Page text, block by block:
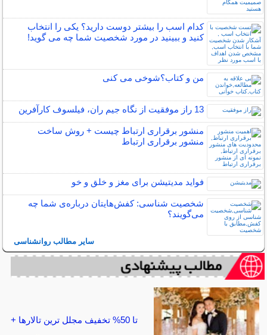
کدام اسب را بیشتر دوست دارید؟ یکی را انتخاب
کنید و ببینید در مورد شخصیت شما چه می گوید!
من و کتاب؟شوخی می کنی
13 راز موفقیت از نگاه جیم ران، فیلسوف کارآفرین
منشور برقراری ارتباط چیست + روش ساخت
منشور برقراری ارتباط
فواید مدیتیشن برای مغز و خلق و خو
شخصیت شناسی: کفش‌هایتان درباره‌ی شما چه
می‌گویند؟
سایر مطالب روانشناسی
تا 50% تخفیف مجلل ترین تالارها +